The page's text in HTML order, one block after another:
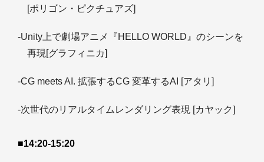
[ポリゴン・ピクチュアズ]
-Unity上で劇場アニメ『HELLO WORLD』のシーンを
再現[グラフィニカ]
-CG meets AI. 拡張するCG 変革するAI [アタリ]
-次世代のリアルタイムレンダリング表現 [カヤック]
■14:20-15:20